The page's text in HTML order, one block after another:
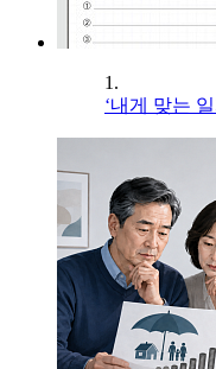
1.
‘내게 맞는